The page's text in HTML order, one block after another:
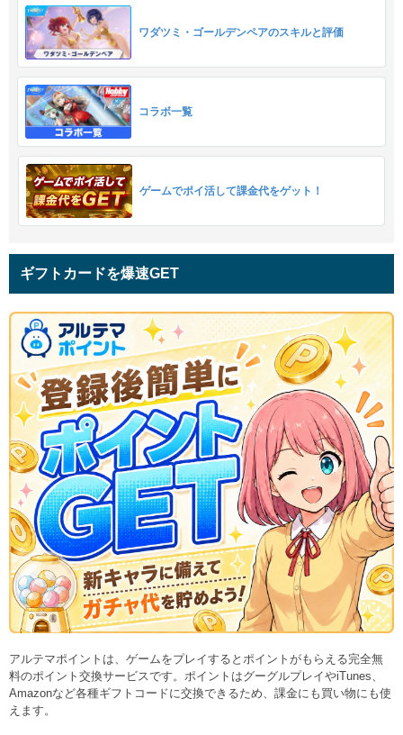
ワダツミ・ゴールデンペアのスキルと評価
コラボ一覧
ゲームでポイ活して課金代をゲット！
ギフトカードを爆速GET
アルテマポイントは、ゲームをプレイするとポイントがもらえる完全無
料のポイント交換サービスです。ポイントはグーグルプレイやiTunes、
Amazonなど各種ギフトコードに交換できるため、課金にも買い物にも使
えます。